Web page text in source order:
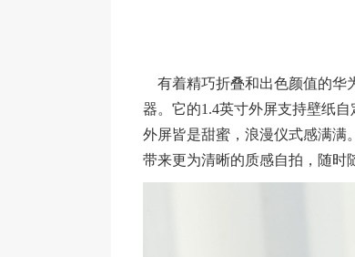
有着精巧折叠和出色颜值的华
器。它的1.4英寸外屏支持壁纸
外屏皆是甜蜜，浪漫仪式感满满
带来更为清晰的质感自拍，随时